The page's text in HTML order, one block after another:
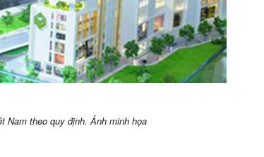
theo quy định. Ảnh minh họa